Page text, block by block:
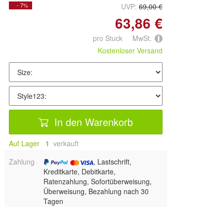
- 7% UVP: 69,00 €
63,86 €
pro Stuck MwSt.
Kostenloser Versand
In den Warenkorb
Auf Lager 1 verkauft
Zahlung
, Lastschrift,
Kreditkarte, Debitkarte,
Ratenzahlung, Sofortüberweisung,
Überweisung, Bezahlung nach 30
Tagen